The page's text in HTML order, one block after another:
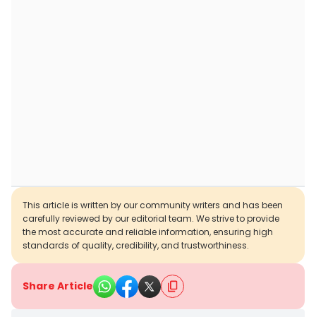
This article is written by our community writers and has been
carefully reviewed by our editorial team. We strive to provide
the most accurate and reliable information, ensuring high
standards of quality, credibility, and trustworthiness.
Share Article